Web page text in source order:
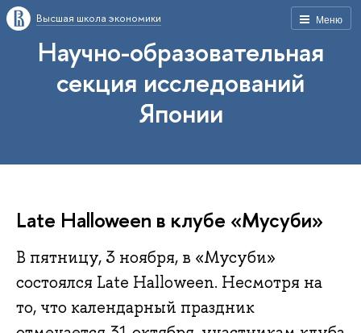
Меню
Высшая школа экономики
Научно-образовательная
секция исследований
Японии
Late Halloween в клубе «Мусуби»
В пятницу, 3 ноября, в «Мусуби»
состоялся Late Halloween. Несмотря на
то, что календарный праздник